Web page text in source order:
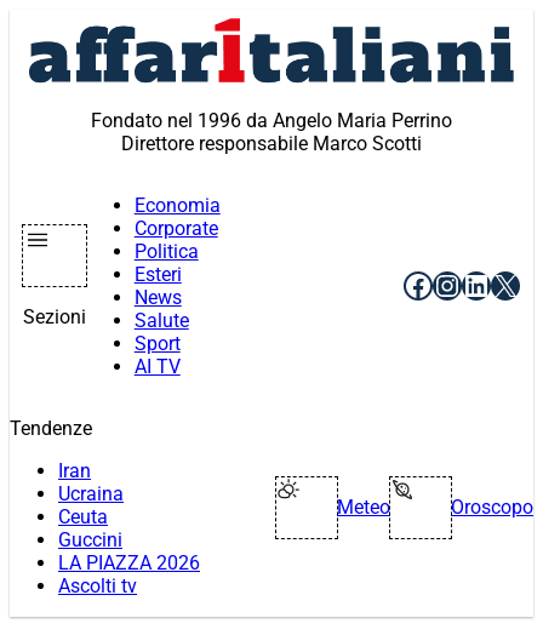
contenuto
Fondato nel 1996 da Angelo Maria Perrino
Direttore responsabile Marco Scotti
Sezioni
Economia
Corporate
Politica
Esteri
News
Salute
Sport
AI TV
Facebook
X
Tendenze
Iran
Ucraina
Ceuta
Guccini
LA PIAZZA 2026
Ascolti tv
Meteo Oroscopo